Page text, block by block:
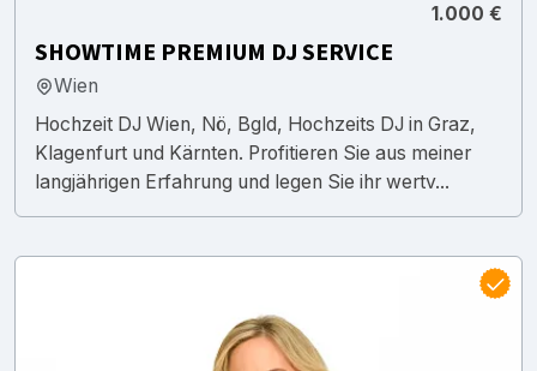
1.000 €
SHOWTIME PREMIUM DJ SERVICE
Wien
Hochzeit DJ Wien, Nö, Bgld, Hochzeits DJ in Graz,
Klagenfurt und Kärnten. Profitieren Sie aus meiner
langjährigen Erfahrung und legen Sie ihr wertv...